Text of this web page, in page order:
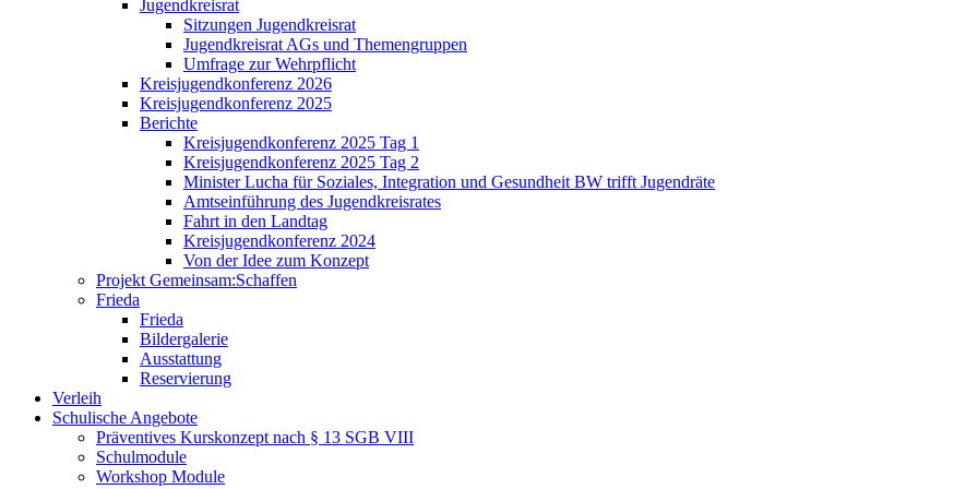
Jugendkreisrat
Sitzungen Jugendkreisrat
Jugendkreisrat AGs und Themengruppen
Umfrage zur Wehrpflicht
Kreisjugendkonferenz 2026
Kreisjugendkonferenz 2025
Berichte
Kreisjugendkonferenz 2025 Tag 1
Kreisjugendkonferenz 2025 Tag 2
Minister Lucha für Soziales, Integration und Gesundheit BW trifft Jugendräte
Amtseinführung des Jugendkreisrates
Fahrt in den Landtag
Kreisjugendkonferenz 2024
Von der Idee zum Konzept
Projekt Gemeinsam:Schaffen
Frieda
Frieda
Bildergalerie
Ausstattung
Reservierung
Verleih
Schulische Angebote
Präventives Kurskonzept nach § 13 SGB VIII
Schulmodule
Workshop Module